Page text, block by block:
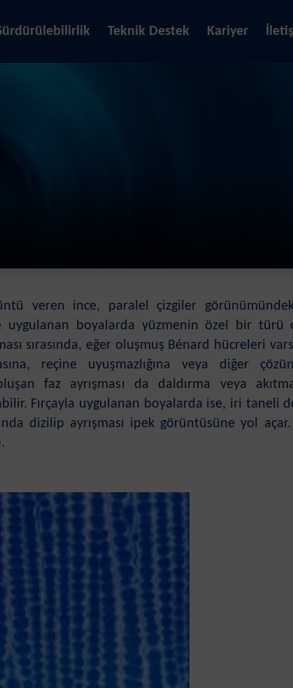
Teknik Destek Kariyer
veren ince, paralel çizgiler
uygulanan boyalarda yüzmenin özel bir türü
sırasında, eğer oluşmuş Bénard hücreleri
reçine uyuşmazlığına veya diğer
faz ayrışması da daldırma veya
Fırçayla uygulanan boyalarda ise, iri taneli
dizilip ayrışması ipek görüntüsüne yol